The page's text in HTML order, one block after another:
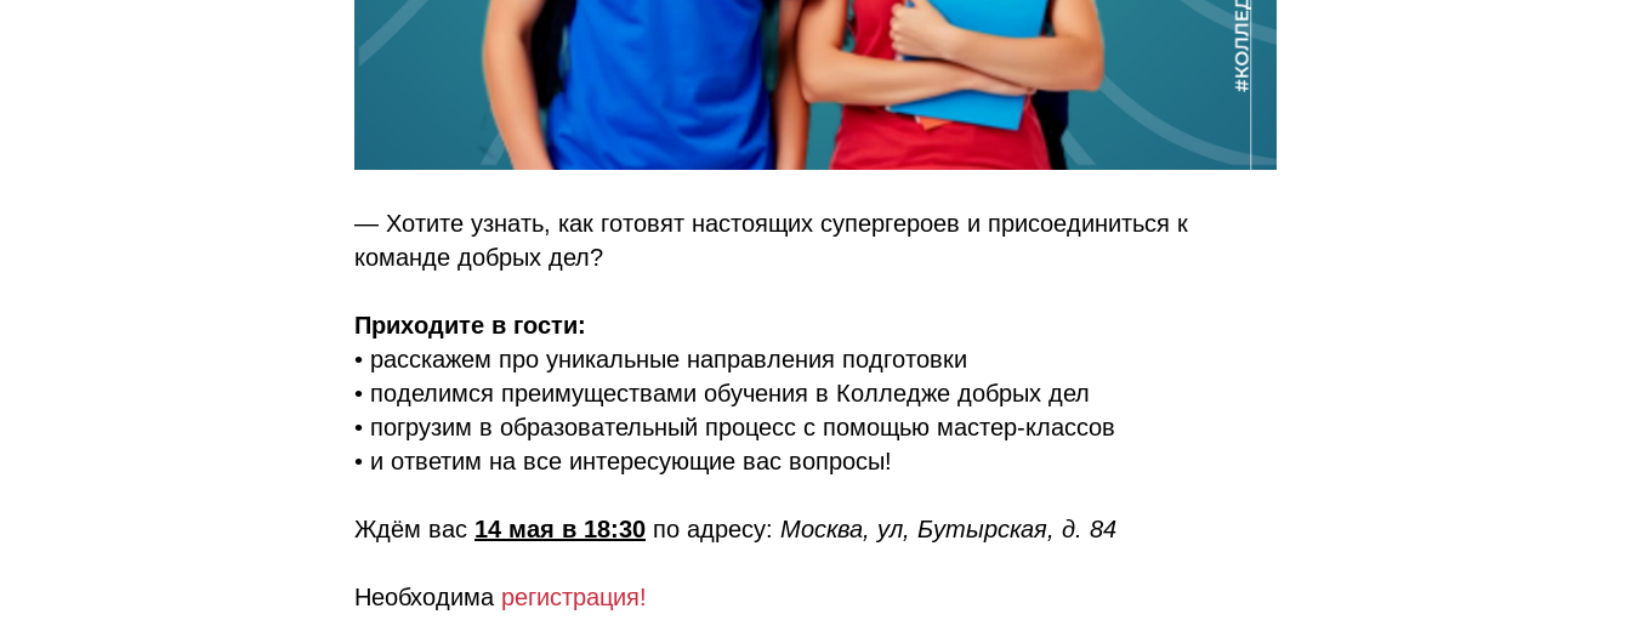
— Хотите узнать, как готовят настоящих супергероев и присоединиться к
команде добрых дел?
Приходите в гости:
• расскажем про уникальные направления подготовки
• поделимся преимуществами обучения в Колледже добрых дел
• погрузим в образовательный процесс с помощью мастер-классов
• и ответим на все интересующие вас вопросы!
Ждём вас 14 мая в 18:30 по адресу: Москва, ул, Бутырская, д. 84
Необходима регистрация!